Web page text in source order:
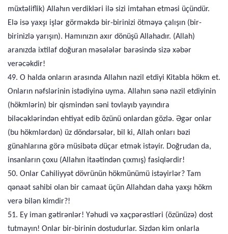
müxtəliflik) Allahın verdikləri ilə sizi imtahan etməsi üçündür.
Elə isə yaxşı işlər görməkdə bir-birinizi ötməyə çalışın (bir-
birinizlə yarışın). Hamınızın axır dönüşü Allahadır. (Allah)
aranızda ixtilaf doğuran məsələlər barəsində sizə xəbər
verəcəkdir!
49. O halda onların arasında Allahın nazil etdiyi Kitabla hökm et.
Onların nəfslərinin istədiyinə uyma. Allahın sənə nazil etdiyinin
(hökmlərin) bir qismindən səni tovlayıb yayındıra
biləcəklərindən ehtiyat edib özünü onlardan gözlə. Əgər onlar
(bu hökmlərdən) üz döndərsələr, bil ki, Allah onları bəzi
günahlarına görə müsibətə düçar etmək istəyir. Doğrudan da,
insanların çoxu (Allahın itaətindən çıxmış) fasiqlərdir!
50. Onlar Cahiliyyət dövrünün hökmünümü istəyirlər? Tam
qənaət sahibi olan bir camaat üçün Allahdan daha yaxşı hökm
verə bilən kimdir?!
51. Ey iman gətirənlər! Yəhudi və xaçpərəstləri (özünüzə) dost
tutmayın! Onlar bir-birinin dostudurlar. Sizdən kim onlarla